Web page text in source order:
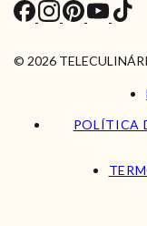
© 2026
POLÍTICA